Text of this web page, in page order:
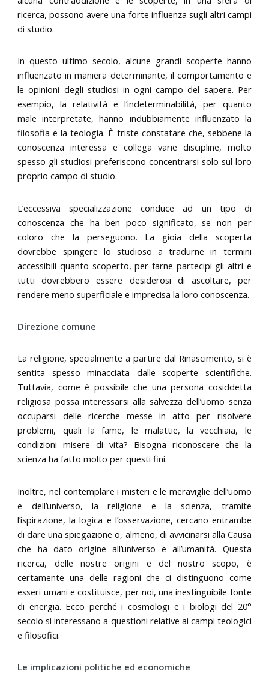
ricerca, possono avere una forte influenza sugli altri campi
di studio.
In questo ultimo secolo, alcune grandi scoperte hanno
influenzato in maniera determinante, il comportamento e
le opinioni degli studiosi in ogni campo del sapere. Per
esempio, la relatività e l’indeterminabilità, per quanto
male interpretate, hanno indubbiamente influenzato la
filosofia e la teologia. È triste constatare che, sebbene la
conoscenza interessa e collega varie discipline, molto
spesso gli studiosi preferiscono concentrarsi solo sul loro
proprio campo di studio.
L’eccessiva specializzazione conduce ad un tipo di
conoscenza che ha ben poco significato, se non per
coloro che la perseguono. La gioia della scoperta
dovrebbe spingere lo studioso a tradurne in termini
accessibili quanto scoperto, per farne partecipi gli altri e
tutti dovrebbero essere desiderosi di ascoltare, per
rendere meno superficiale e imprecisa la loro conoscenza.
Direzione comune
La religione, specialmente a partire dal Rinascimento, si è
sentita spesso minacciata dalle scoperte scientifiche.
Tuttavia, come è possibile che una persona cosiddetta
religiosa possa interessarsi alla salvezza dell’uomo senza
occuparsi delle ricerche messe in atto per risolvere
problemi, quali la fame, le malattie, la vecchiaia, le
condizioni misere di vita? Bisogna riconoscere che la
scienza ha fatto molto per questi fini.
Inoltre, nel contemplare i misteri e le meraviglie dell’uomo
e dell’universo, la religione e la scienza, tramite
l’ispirazione, la logica e l’osservazione, cercano entrambe
di dare una spiegazione o, almeno, di avvicinarsi alla Causa
che ha dato origine all’universo e all’umanità. Questa
ricerca, delle nostre origini e del nostro scopo, è
certamente una delle ragioni che ci distinguono come
esseri umani e costituisce, per noi, una inestinguibile fonte
di energia. Ecco perché i cosmologi e i biologi del 20°
secolo si interessano a questioni relative ai campi teologici
e filosofici.
Le implicazioni politiche ed economiche